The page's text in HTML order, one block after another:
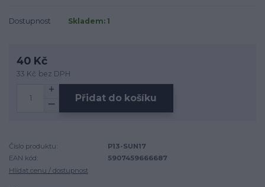
Dostupnost Skladem: 1
40 Kč
33 Kč bez DPH
Přidat do košíku
Číslo produktu:
P13-SUN17
EAN kód:
5907459666687
Hlídat cenu / dostupnost